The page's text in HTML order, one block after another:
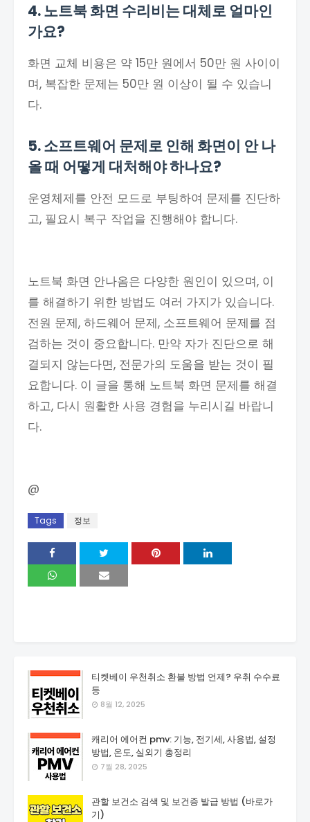
4. 노트북 화면 수리비는 대체로 얼마인
가요?
화면 교체 비용은 약 15만 원에서 50만 원 사이이
며, 복잡한 문제는 50만 원 이상이 될 수 있습니
다.
5. 소프트웨어 문제로 인해 화면이 안 나
올 때 어떻게 대처해야 하나요?
운영체제를 안전 모드로 부팅하여 문제를 진단하
고, 필요시 복구 작업을 진행해야 합니다.
노트북 화면 안나옴은 다양한 원인이 있으며, 이
를 해결하기 위한 방법도 여러 가지가 있습니다.
전원 문제, 하드웨어 문제, 소프트웨어 문제를 점
검하는 것이 중요합니다. 만약 자가 진단으로 해
결되지 않는다면, 전문가의 도움을 받는 것이 필
요합니다. 이 글을 통해 노트북 화면 문제를 해결
하고, 다시 원활한 사용 경험을 누리시길 바랍니
다.
@
Tags 정보
티켓베이 우천취소 환불 방법 언제? 우취 수수료
등
8월 12, 2025
캐리어 에어컨 pmv: 기능, 전기세, 사용법, 설정
방법, 온도, 실외기 총정리
7월 28, 2025
관할 보건소 검색 및 보건증 발급 방법 (바로가
기)